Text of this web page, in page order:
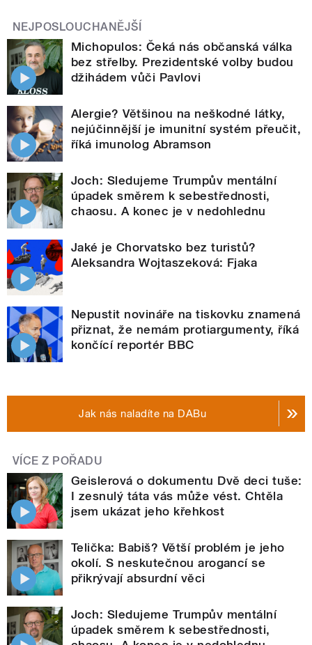
NEJPOSLOUCHANĚJŠÍ
Michopulos: Čeká nás občanská válka
bez střelby. Prezidentské volby budou
džihádem vůči Pavlovi
Alergie? Většinou na neškodné látky,
nejúčinnější je imunitní systém přeučit,
říká imunolog Abramson
Joch: Sledujeme Trumpův mentální
úpadek směrem k sebestřednosti,
chaosu. A konec je v nedohlednu
Jaké je Chorvatsko bez turistů?
Aleksandra Wojtaszeková: Fjaka
Nepustit novináře na tiskovku znamená
přiznat, že nemám protiargumenty, říká
končící reportér BBC
Jak nás naladíte na DABu
VÍCE Z POŘADU
Geislerová o dokumentu Dvě deci tuše:
I zesnulý táta vás může vést. Chtěla
jsem ukázat jeho křehkost
Telička: Babiš? Větší problém je jeho
okolí. S neskutečnou arogancí se
přikrývají absurdní věci
Joch: Sledujeme Trumpův mentální
úpadek směrem k sebestřednosti,